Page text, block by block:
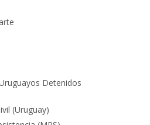
Detenidos
(Uruguay)